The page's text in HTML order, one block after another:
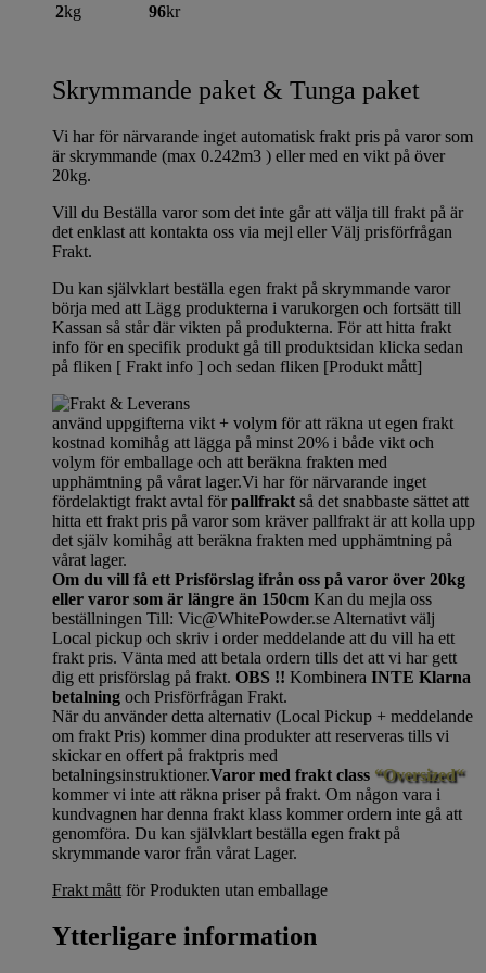
2kg 96kr
Skrymmande paket & Tunga paket
Vi har för närvarande inget automatisk frakt pris på varor som
är skrymmande (max 0.242m3 ) eller med en vikt på över
20kg.
Vill du Beställa varor som det inte går att välja till frakt på är
det enklast att kontakta oss via mejl eller Välj prisförfrågan
Frakt.
Du kan självklart beställa egen frakt på skrymmande varor
börja med att Lägg produkterna i varukorgen och fortsätt till
Kassan så står där vikten på produkterna. För att hitta frakt
info för en specifik produkt gå till produktsidan klicka sedan
på fliken [ Frakt info ] och sedan fliken [Produkt mått]
använd uppgifterna vikt + volym för att räkna ut egen frakt
kostnad komihåg att lägga på minst 20% i både vikt och
volym för emballage och att beräkna frakten med
upphämtning på vårat lager.Vi har för närvarande inget
fördelaktigt frakt avtal förpallfrakt så det snabbaste sättet att
hitta ett frakt pris på varor som kräver pallfrakt är att kolla upp
det själv komihåg att beräkna frakten med upphämtning på
vårat lager.
Om du vill få ett Prisförslag ifrån oss på varor över 20kg
eller varor som är längre än 150cm Kan du mejla oss
beställningen Till: Vic@WhitePowder.se Alternativt välj
Local pickup och skriv i order meddelande att du vill ha ett
frakt pris. Vänta med att betala ordern tills det att vi har gett
dig ett prisförslag på frakt. OBS !! Kombinera INTE Klarna
betalning och Prisförfrågan Frakt.
När du använder detta alternativ (Local Pickup + meddelande
om frakt Pris) kommer dina produkter att reserveras tills vi
skickar en offert på fraktpris med
betalningsinstruktioner.Varor med frakt class “Oversized“
kommer vi inte att räkna priser på frakt. Om någon vara i
kundvagnen har denna frakt klass kommer ordern inte gå att
genomföra. Du kan självklart beställa egen frakt på
skrymmande varor från vårat Lager.
Frakt mått för Produkten utan emballage
Ytterligare information